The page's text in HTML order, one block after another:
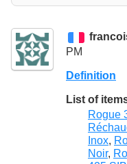
PM
Definition
List of
Rogue
Inox,
Noir,